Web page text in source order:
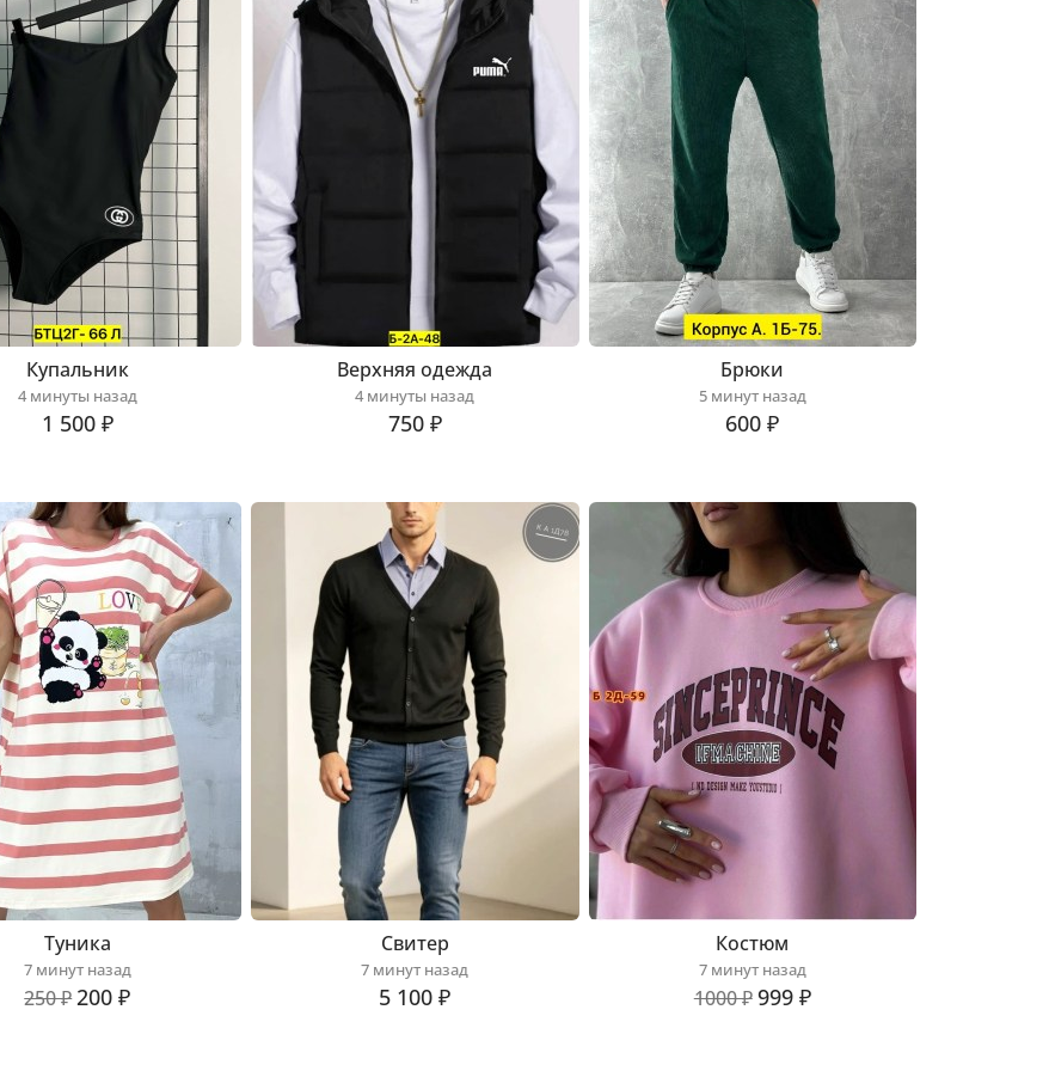
Купальник
4 минуты назад
1 500 ₽
Верхняя одежда
4 минуты назад
750 ₽
Брюки
5 минут назад
600 ₽
Туника
7 минут назад
250 ₽200 ₽
Свитер
7 минут назад
5 100 ₽
Костюм
7 минут назад
1000 ₽999 ₽